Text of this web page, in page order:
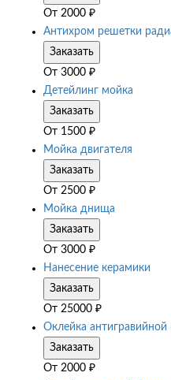
От 2000 ₽
Антихром решетки
Заказать
От 3000 ₽
Детейлинг мойка
Заказать
От 1500 ₽
Мойка двигателя
Заказать
От 2500 ₽
Мойка днища
Заказать
От 3000 ₽
Нанесение керамики
Заказать
От 25000 ₽
Оклейка антигравийной
Заказать
От 2000 ₽